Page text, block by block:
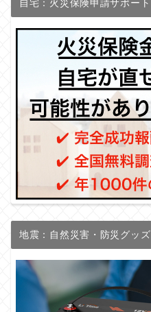
自宅：火災保険申請サポート
地震：自然災害・防災グッズ